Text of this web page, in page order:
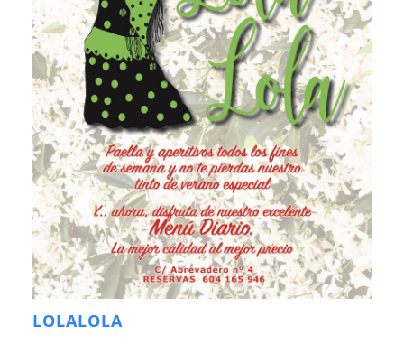
LOLALOLA